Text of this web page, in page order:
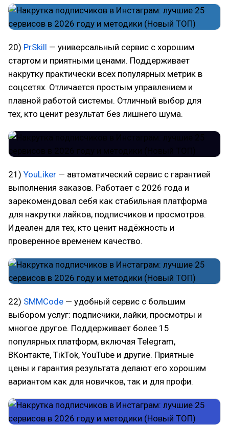
20) PrSkill — универсальный сервис с хорошим
стартом и приятными ценами. Поддерживает
накрутку практически всех популярных метрик в
соцсетях. Отличается простым управлением и
плавной работой системы. Отличный выбор для
тех, кто ценит результат без лишнего шума.
21) YouLiker — автоматический сервис с гарантией
выполнения заказов. Работает с 2026 года и
зарекомендовал себя как стабильная платформа
для накрутки лайков, подписчиков и просмотров.
Идеален для тех, кто ценит надёжность и
проверенное временем качество.
22) SMMCode — удобный сервис с большим
выбором услуг: подписчики, лайки, просмотры и
многое другое. Поддерживает более 15
популярных платформ, включая Telegram,
ВКонтакте, TikTok, YouTube и другие. Приятные
цены и гарантия результата делают его хорошим
вариантом как для новичков, так и для профи.